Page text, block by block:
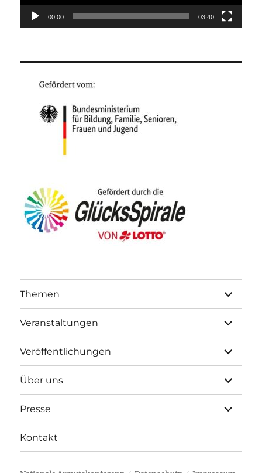
00:00 03:40
Themen
öffnen
Veranstaltungen
öffnen
Veröffentlichungen
öffnen
Über uns
öffnen
Presse
öffnen
Kontakt